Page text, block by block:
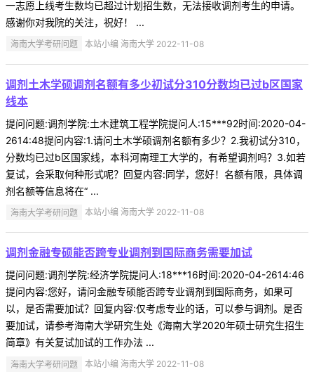
一志愿上线考生数均已超过计划招生数，无法接收调剂考生的申请。
感谢你对我院的关注，祝好！ ...
海南大学考研问题 本站小编 海南大学 2022-11-08
调剂土木学硕调剂名额有多少初试分310分数均已过b区国家
线本
提问问题:调剂学院:土木建筑工程学院提问人:15***92时间:2020-04-
2614:48提问内容:1.请问土木学硕调剂名额有多少？2.我初试分310，
分数均已过b区国家线，本科河南理工大学的，有希望调剂吗？3.如若
复试，会采取何种形式呢？回复内容:同学，您好！名额有限，具体调
剂名额等信息将在“ ...
海南大学考研问题 本站小编 海南大学 2022-11-08
调剂金融专硕能否跨专业调剂到国际商务需要加试
提问问题:调剂学院:经济学院提问人:18***16时间:2020-04-2614:46
提问内容:您好，请问金融专硕能否跨专业调剂到国际商务，如果可
以，是否需要加试？回复内容:仅考虑专业的话，可以参与调剂。是否
要加试，请参考海南大学研究生处《海南大学2020年硕士研究生招生
简章》有关复试加试的工作办法 ...
海南大学考研问题 本站小编 海南大学 2022-11-08